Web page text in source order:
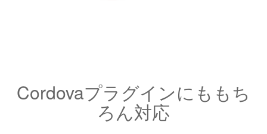
Cordovaプラグインにももち
ろん対応